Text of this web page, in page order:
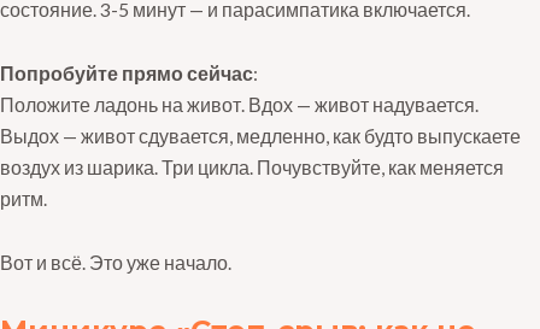
состояние. 3-5 минут — и парасимпатика включается.
Попробуйте прямо сейчас:
Положите ладонь на живот. Вдох — живот надувается.
Выдох — живот сдувается, медленно, как будто выпускаете
воздух из шарика. Три цикла. Почувствуйте, как меняется
ритм.
Вот и всё. Это уже начало.